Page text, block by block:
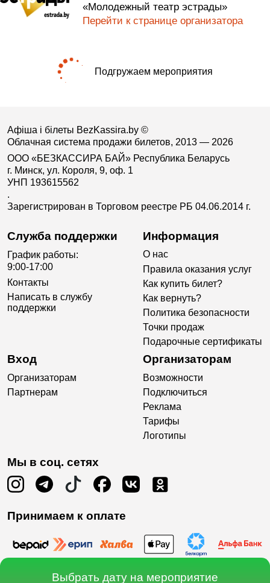
Выбрать дату на мероприятие
«Молодежный театр эстрады»
Перейти к странице организатора
Подгружаем мероприятия
Афіша і білеты BezKassira.by ©
Облачная система продажи билетов, 2013 — 2026
ООО «БЕЗКАССИРА БАЙ» Республика Беларусь
г. Минск, ул. Короля, 9, оф. 1
УНП 193615562
.
Зарегистрирован в Торговом реестре РБ 04.06.2014 г.
Служба поддержки
График работы:
9:00-17:00
Контакты
Написать в службу
поддержки
Информация
О нас
Правила оказания услуг
Как купить билет?
Как вернуть?
Политика безопасности
Точки продаж
Подарочные сертификаты
Вход
Организаторам
Партнерам
Организаторам
Возможности
Подключиться
Реклама
Тарифы
Логотипы
Мы в соц. сетях
Принимаем к оплате